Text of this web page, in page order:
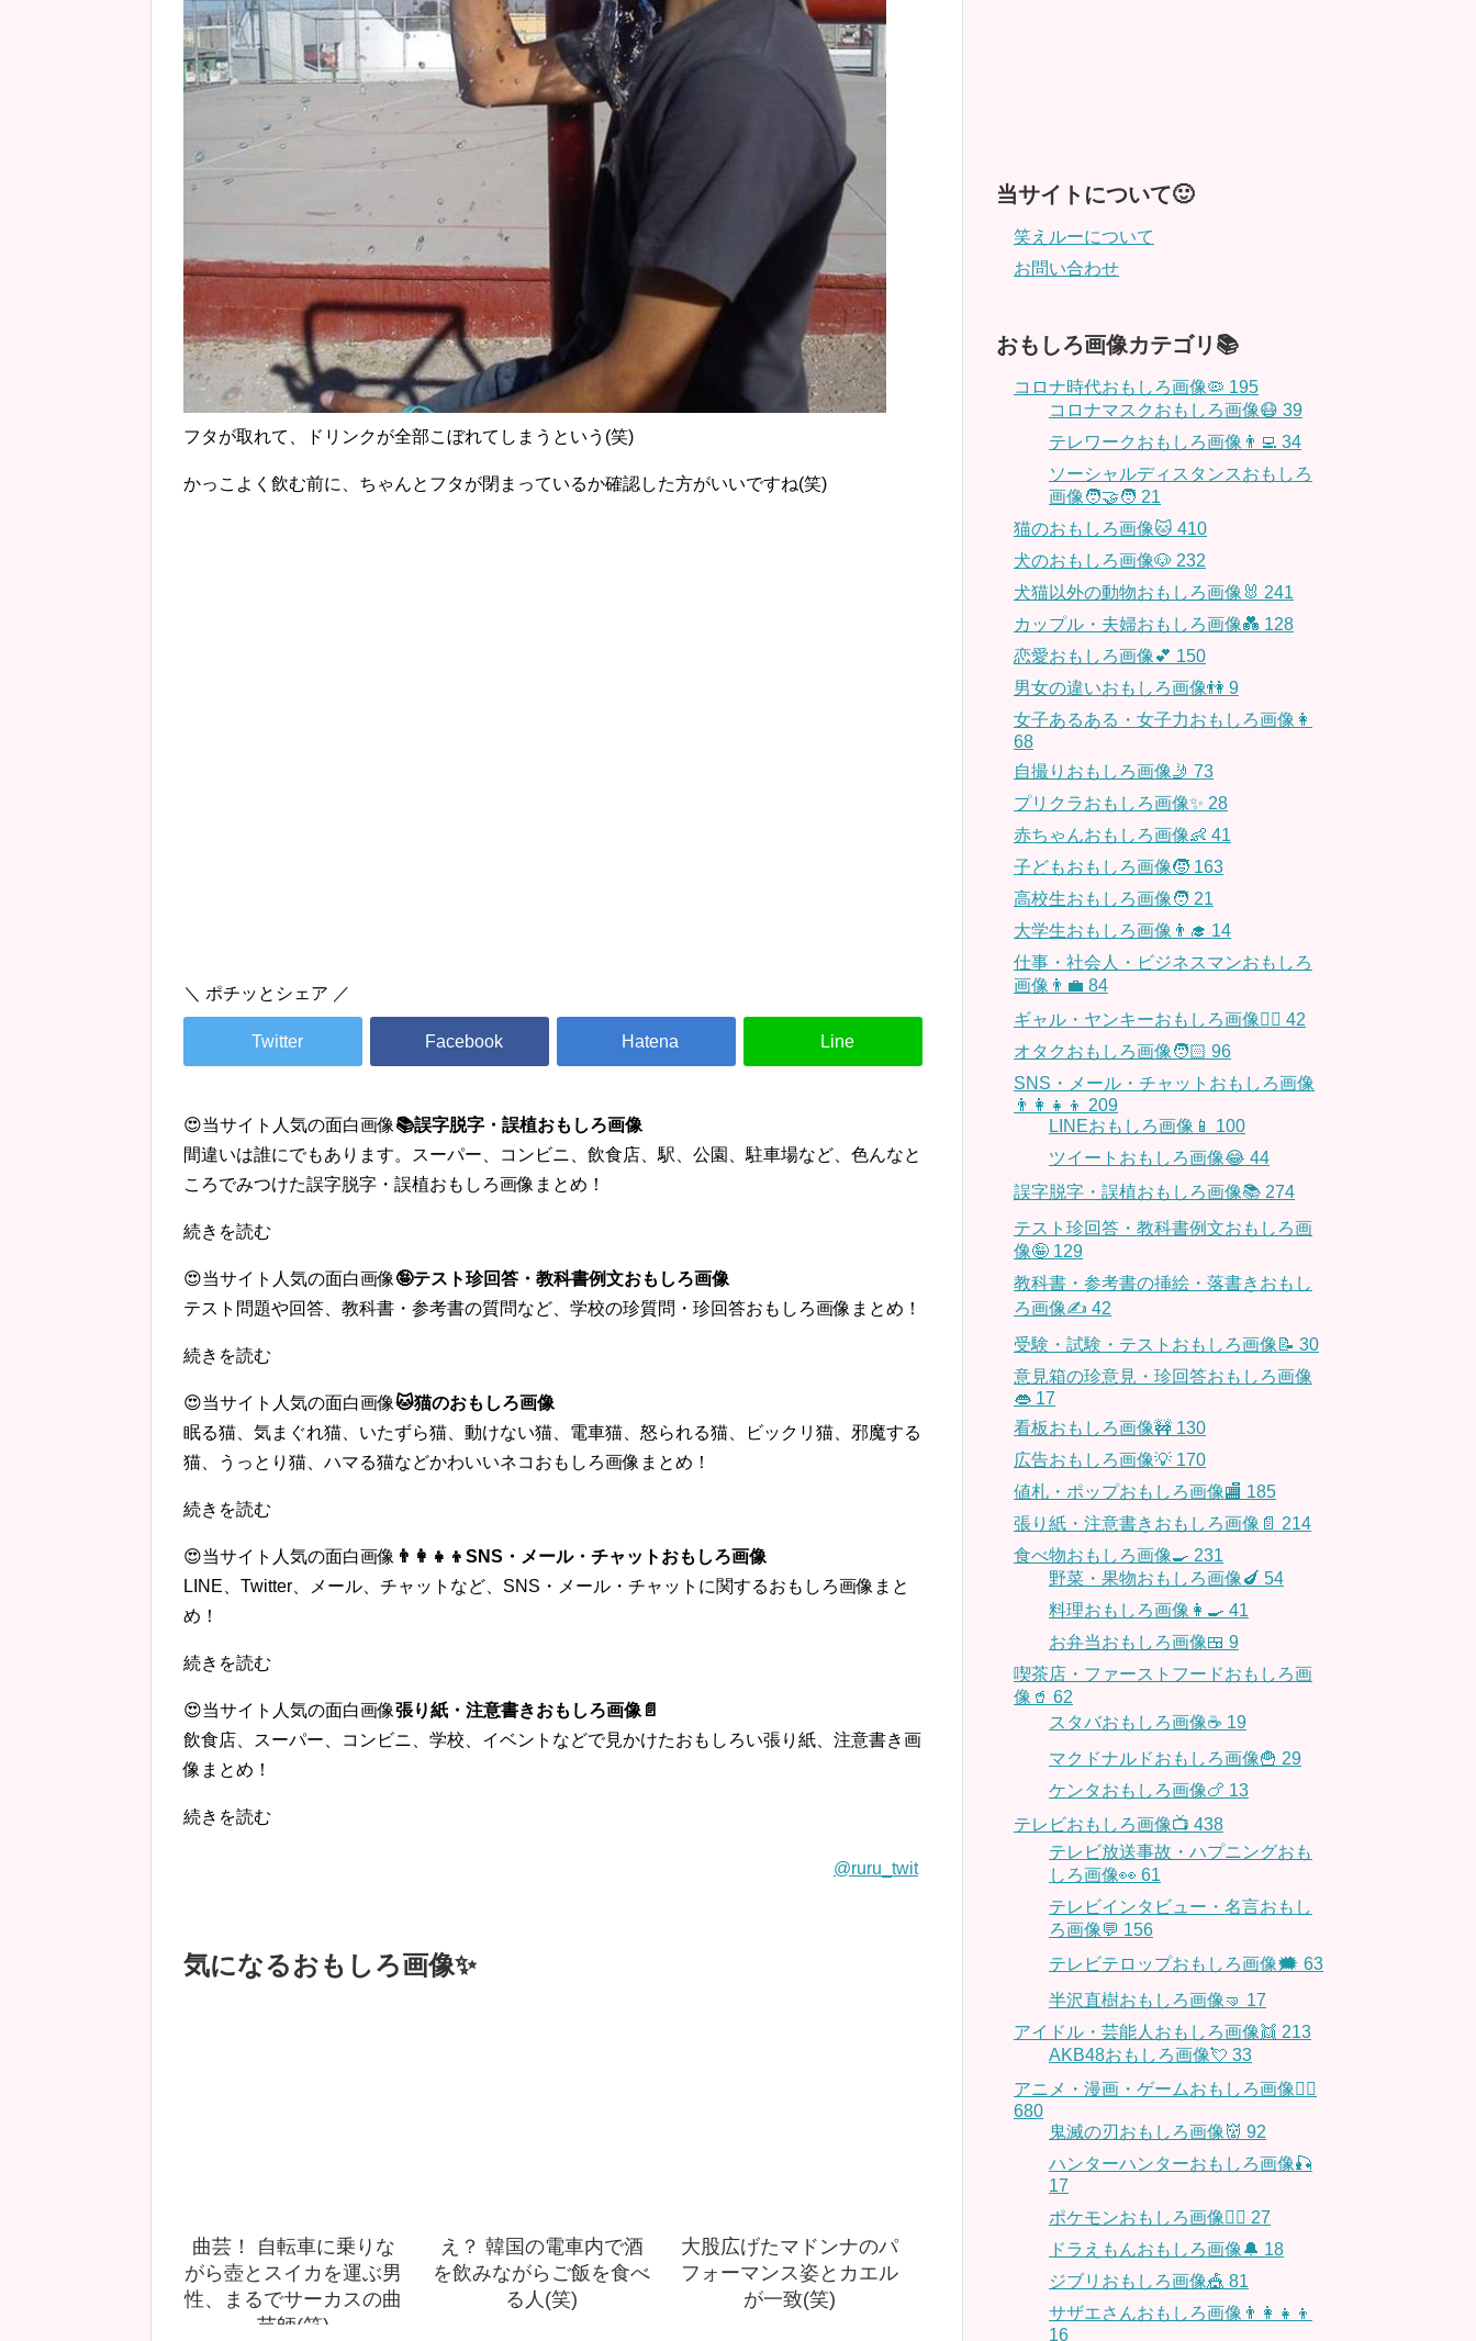
フタが取れて、ドリンクが全部こぼれてしまうという(笑)
かっこよく飲む前に、ちゃんとフタが閉まっているか確認した方がいいですね(笑)
＼ ポチッとシェア ／
😍当サイト人気の面白画像📚誤字脱字・誤植おもしろ画像
間違いは誰にでもあります。スーパー、コンビニ、飲食店、駅、公園、駐車場など、色んなと
ころでみつけた誤字脱字・誤植おもしろ画像まとめ！
続きを読む
😍当サイト人気の面白画像🤪テスト珍回答・教科書例文おもしろ画像
テスト問題や回答、教科書・参考書の質問など、学校の珍質問・珍回答おもしろ画像まとめ！
続きを読む
😍当サイト人気の面白画像🐱猫のおもしろ画像
眠る猫、気まぐれ猫、いたずら猫、動けない猫、電車猫、怒られる猫、ビックリ猫、邪魔する
猫、うっとり猫、ハマる猫などかわいいネコおもしろ画像まとめ！
続きを読む
😍当サイト人気の面白画像 👨‍👩‍👧‍👦SNS・メール・チャットおもしろ画像
LINE、Twitter、メール、チャットなど、SNS・メール・チャットに関するおもしろ画像まと
め！
続きを読む
😍当サイト人気の面白画像張り紙・注意書きおもしろ画像📄
飲食店、スーパー、コンビニ、学校、イベントなどで見かけたおもしろい張り紙、注意書き画
像まとめ！
続きを読む
@ruru_twit
気になるおもしろ画像✨
曲芸！ 自転車に乗りな
がら壺とスイカを運ぶ男
性、まるでサーカスの曲
芸師(笑)
え？ 韓国の電車内で酒
を飲みながらご飯を食べ
る人(笑)
大股広げたマドンナのパ
フォーマンス姿とカエル
が一致(笑)
当サイトについて🙂
笑えルーについて
お問い合わせ
おもしろ画像カテゴリ📚
コロナ時代おもしろ画像🦠 195
コロナマスクおもしろ画像😷 39
テレワークおもしろ画像👨‍💻 34
ソーシャルディスタンスおもしろ
画像🧑‍🤝‍🧑 21
猫のおもしろ画像🐱 410
犬のおもしろ画像🐶 232
犬猫以外の動物おもしろ画像🐰 241
カップル・夫婦おもしろ画像💑 128
恋愛おもしろ画像💕 150
男女の違いおもしろ画像👫 9
女子あるある・女子力おもしろ画像👩
68
自撮りおもしろ画像🤳 73
プリクラおもしろ画像✨ 28
赤ちゃんおもしろ画像👶 41
子どもおもしろ画像🧒 163
高校生おもしろ画像🧑 21
大学生おもしろ画像👨‍🎓 14
仕事・社会人・ビジネスマンおもしろ
画像👨‍💼 84
ギャル・ヤンキーおもしろ画像👱‍♀️ 42
オタクおもしろ画像🧑🏻 96
SNS・メール・チャットおもしろ画像
👨‍👩‍👧‍👦 209
LINEおもしろ画像📱 100
ツイートおもしろ画像😂 44
誤字脱字・誤植おもしろ画像📚 274
テスト珍回答・教科書例文おもしろ画
像🤪 129
教科書・参考書の挿絵・落書きおもし
ろ画像✍️ 42
受験・試験・テストおもしろ画像📝 30
意見箱の珍意見・珍回答おもしろ画像
👄 17
看板おもしろ画像🚧 130
広告おもしろ画像💡 170
値札・ポップおもしろ画像🏬 185
張り紙・注意書きおもしろ画像📄 214
食べ物おもしろ画像🍳 231
野菜・果物おもしろ画像🍆 54
料理おもしろ画像👩‍🍳 41
お弁当おもしろ画像🍱 9
喫茶店・ファーストフードおもしろ画
像🥤 62
スタバおもしろ画像☕️ 19
マクドナルドおもしろ画像🍟 29
ケンタおもしろ画像🍗 13
テレビおもしろ画像📺 438
テレビ放送事故・ハプニングおも
しろ画像👀 61
テレビインタビュー・名言おもし
ろ画像💬 156
テレビテロップおもしろ画像🗯 63
半沢直樹おもしろ画像🤜 17
アイドル・芸能人おもしろ画像👯 213
AKB48おもしろ画像💘 33
アニメ・漫画・ゲームおもしろ画像🧚‍♀️
680
鬼滅の刃おもしろ画像👹 92
ハンターハンターおもしろ画像🎣
17
ポケモンおもしろ画像🤹‍♂️ 27
ドラえもんおもしろ画像🔔 18
ジブリおもしろ画像🎪 81
サザエさんおもしろ画像👨‍👩‍👧‍👦
16